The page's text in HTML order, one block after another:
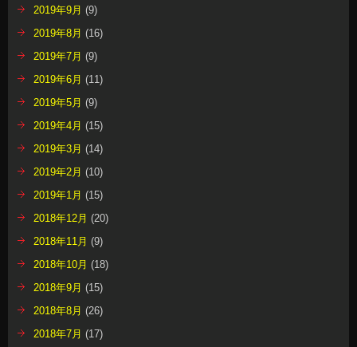
2019年9月 (9)
2019年8月 (16)
2019年7月 (9)
2019年6月 (11)
2019年5月 (9)
2019年4月 (15)
2019年3月 (14)
2019年2月 (10)
2019年1月 (15)
2018年12月 (20)
2018年11月 (9)
2018年10月 (18)
2018年9月 (15)
2018年8月 (26)
2018年7月 (17)